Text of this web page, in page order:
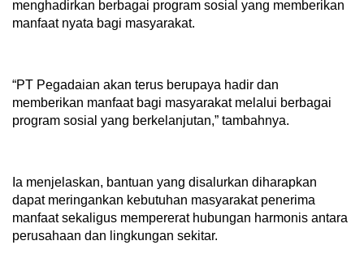
menghadirkan berbagai program sosial yang memberikan
manfaat nyata bagi masyarakat.
“PT Pegadaian akan terus berupaya hadir dan
memberikan manfaat bagi masyarakat melalui berbagai
program sosial yang berkelanjutan,” tambahnya.
Ia menjelaskan, bantuan yang disalurkan diharapkan
dapat meringankan kebutuhan masyarakat penerima
manfaat sekaligus mempererat hubungan harmonis antara
perusahaan dan lingkungan sekitar.